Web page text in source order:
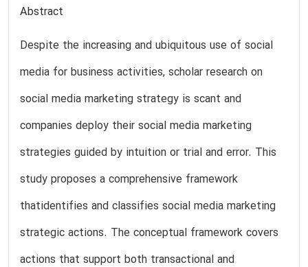
Abstract
Despite the increasing and ubiquitous use of social
media for business activities, scholar research on
social media marketing strategy is scant and
companies deploy their social media marketing
strategies guided by intuition or trial and error. This
study proposes a comprehensive framework
thatidentifies and classifies social media marketing
strategic actions. The conceptual framework covers
actions that support both transactional and